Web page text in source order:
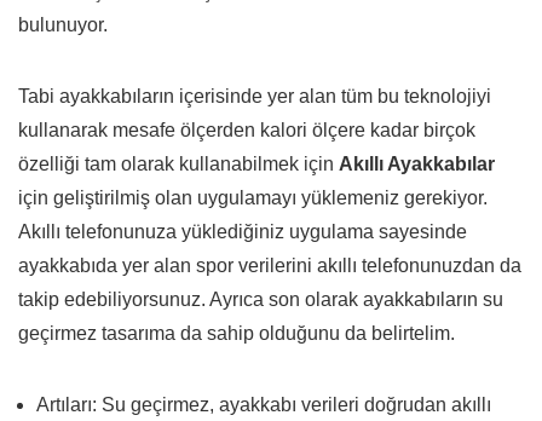
bulunuyor.
Tabi ayakkabıların içerisinde yer alan tüm bu teknolojiyi
kullanarak mesafe ölçerden kalori ölçere kadar birçok
özelliği tam olarak kullanabilmek için Akıllı Ayakkabılar
için geliştirilmiş olan uygulamayı yüklemeniz gerekiyor.
Akıllı telefonunuza yüklediğiniz uygulama sayesinde
ayakkabıda yer alan spor verilerini akıllı telefonunuzdan da
takip edebiliyorsunuz. Ayrıca son olarak ayakkabıların su
geçirmez tasarıma da sahip olduğunu da belirtelim.
Artıları: Su geçirmez, ayakkabı verileri doğrudan akıllı